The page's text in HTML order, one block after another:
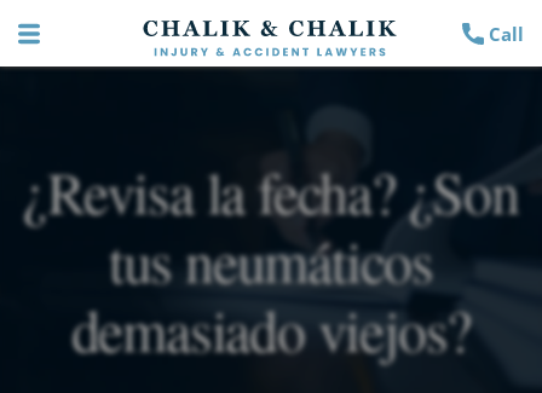
Call
¿Revisa la fecha? ¿Son
tus neumáticos
demasiado viejos?